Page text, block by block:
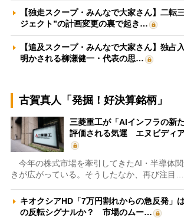
【独走スクープ・みんなで大家さん】二転
ジェクト”の計画変更の裏で起き…
【追及スクープ・みんなで大家さん】独占
明かされる柳瀬健一・代表の思…
古賀真人「発掘！好決算銘柄」
三菱重工が「AIインフラの新
評価される気運 エヌビディ
今年の株式市場を牽引してきたAI・半導体
きが広がっている。そうしたなか、再び注目…
キオクシアHD「7万円割れからの急反発」
の反転シグナルか？ 市場のムー…